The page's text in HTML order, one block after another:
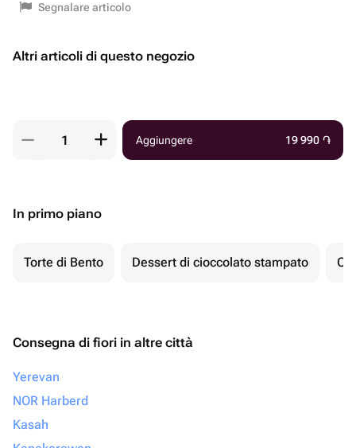
Segnalare articolo
Altri articoli di questo negozio
Aggiungere 19 990 ֏
In primo piano
Torte di Bento Dessert di cioccolato stampato
Consegna di fiori in altre città
Yerevan
NOR Harberd
Kasah